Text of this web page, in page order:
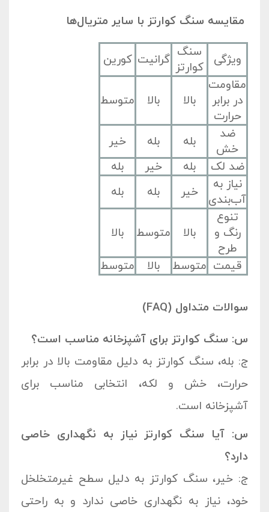
مقایسه سنگ کوارتز با سایر متریال‌ها
ویژگی
سنگ
کوارتز گرانیت کورین
مقاومت
در برابر
حرارت
بالا بالا متوسط
ضد
خش
بله بله
خیر
ضد لک
بله خیر
بله
نیاز به
آب‌بندی
خیر بله
بله
تنوع
رنگ و
طرح
بالا متوسط بالا
قیمت متوسط بالا متوسط
سوالات متداول (FAQ)
س: سنگ کوارتز برای آشپزخانه مناسب است؟
ج: بله، سنگ کوارتز به دلیل مقاومت بالا در برابر
حرارت، خش و لکه، انتخابی مناسب برای
آشپزخانه است.
س: آیا سنگ کوارتز نیاز به نگهداری خاصی
دارد؟
ج: خیر، سنگ کوارتز به دلیل سطح غیرمتخلخل
خود، نیاز به نگهداری خاصی ندارد و به راحتی